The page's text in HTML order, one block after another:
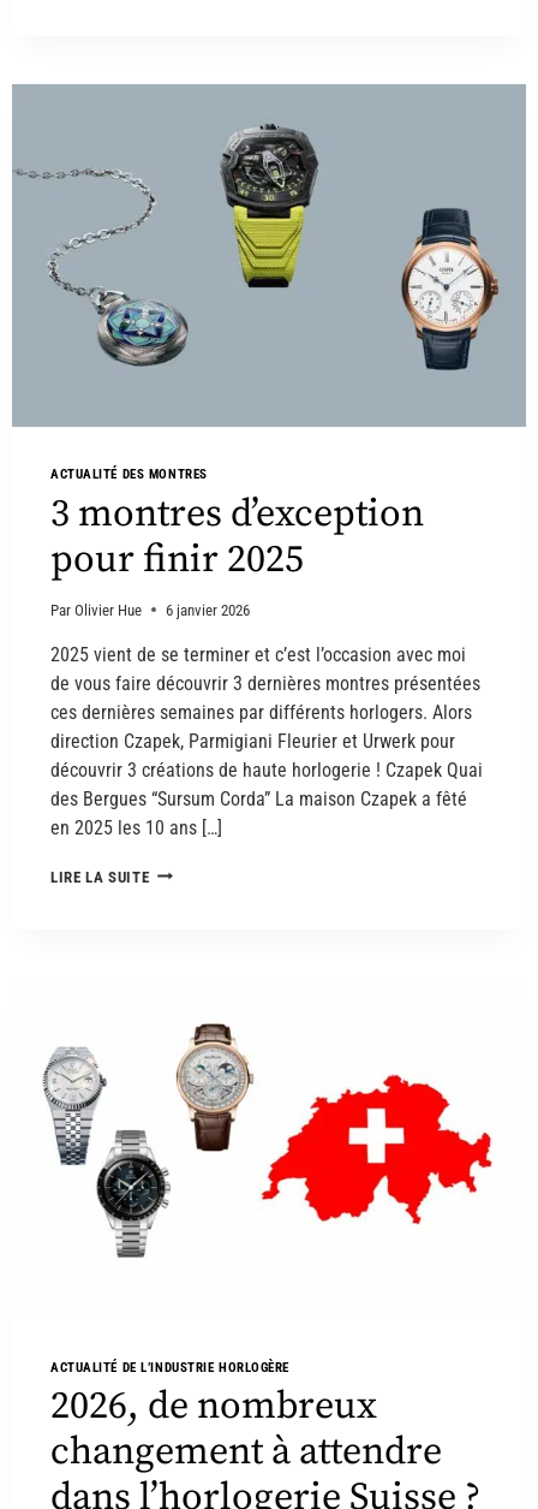
ACTUALITÉ DES MONTRES
3 montres d’exception
pour finir 2025
Par Olivier Hue 6 janvier 2026
2025 vient de se terminer et c’est l’occasion avec moi
de vous faire découvrir 3 dernières montres présentées
ces dernières semaines par différents horlogers. Alors
direction Czapek, Parmigiani Fleurier et Urwerk pour
découvrir 3 créations de haute horlogerie ! Czapek Quai
des Bergues “Sursum Corda” La maison Czapek a fêté
en 2025 les 10 ans […]
LIRE LA SUITE
ACTUALITÉ DE L’INDUSTRIE HORLOGÈRE
2026, de nombreux
changement à attendre
dans l’horlogerie Suisse ?